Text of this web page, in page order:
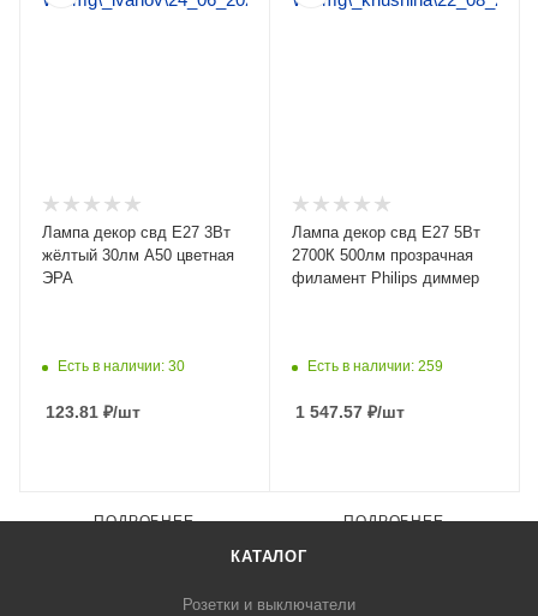
Лампа декор свд Е27 3Вт
жёлтый 30лм А50 цветная
ЭРА
Есть в наличии: 30
123.81 ₽/шт
ПОДРОБНЕЕ
Лампа декор свд Е27 5Вт
2700К 500лм прозрачная
филамент Philips диммер
Есть в наличии: 259
1 547.57 ₽/шт
ПОДРОБНЕЕ
КАТАЛОГ
Розетки и выключатели